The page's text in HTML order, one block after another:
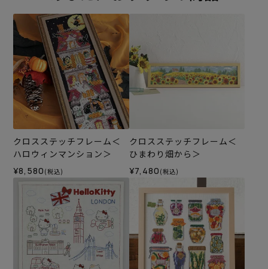
クロスステッチフレーム＜
ハロウィンマンション＞
¥8,580 (税込)
クロスステッチフレーム＜
ひまわり畑から＞
¥7,480 (税込)